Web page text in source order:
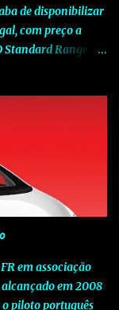
de disponibilizar
com preço a
Range.
evolui da
baseada na
para o
o novo XPENG
um espaço
para viagens,
e refletindo o
mobilidade
P7+ destaca-se
até 750 TOPS
em associação
em 2008
o piloto português